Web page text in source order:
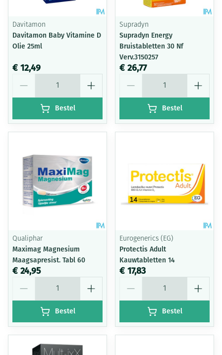
Davitamon
Davitamon Baby Vitamine D
Olie 25ml
€ 12,49
Bestel
Supradyn
Supradyn Energy
Bruistabletten 30 Nf
Verv.3150257
€ 26,77
Bestel
Qualiphar
Maximag Magnesium
Maagsapresist. Tabl 60
€ 24,95
Bestel
Eurogenerics (EG)
Protectis Adult
Kauwtabletten 14
€ 17,83
Bestel